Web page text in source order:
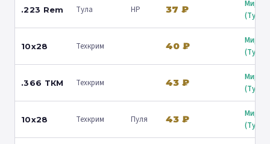
.223 Rem Тула HP 37 ₽
Мир
10x28 Техкрим 40 ₽
Мир
.366 ТКМ Техкрим 43 ₽
Мир
10x28 Техкрим Пуля 43 ₽
Мир